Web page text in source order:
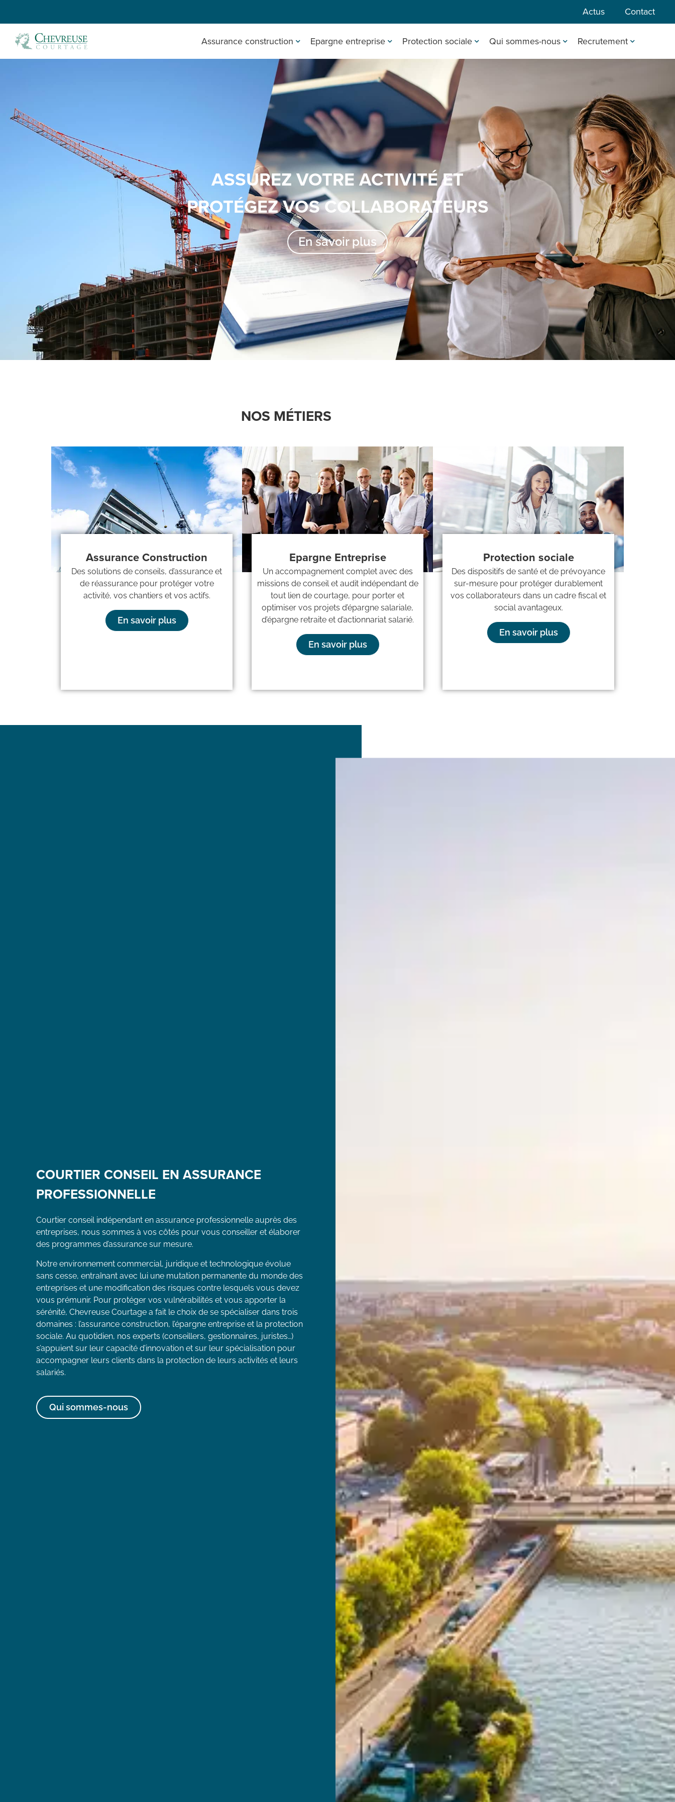
Actus Contact
Assurance construction Epargne entreprise Protection sociale Qui sommes-nous Recrutement
ASSUREZ VOTRE ACTIVITÉ ET
PROTÉGEZ VOS COLLABORATEURS
En savoir plus
NOS MÉTIERS
Assurance Construction
Des solutions de conseils, d’assurance et
de réassurance pour protéger votre
activité, vos chantiers et vos actifs.
En savoir plus
Epargne Entreprise
Un accompagnement complet avec des
missions de conseil et audit indépendant de
tout lien de courtage, pour porter et
optimiser vos projets d’épargne salariale,
d’épargne retraite et d’actionnariat salarié.
En savoir plus
Protection sociale
Des dispositifs de santé et de prévoyance
sur-mesure pour protéger durablement
vos collaborateurs dans un cadre fiscal et
social avantageux.
En savoir plus
COURTIER CONSEIL EN ASSURANCE
PROFESSIONNELLE
Courtier conseil indépendant en assurance professionnelle auprès des
entreprises, nous sommes à vos côtés pour vous conseiller et élaborer
des programmes d’assurance sur mesure.
Notre environnement commercial, juridique et technologique évolue
sans cesse, entraînant avec lui une mutation permanente du monde des
entreprises et une modification des risques contre lesquels vous devez
vous prémunir. Pour protéger vos vulnérabilités et vous apporter la
sérénité, Chevreuse Courtage a fait le choix de se spécialiser dans trois
domaines : l’assurance construction, l’épargne entreprise et la protection
sociale. Au quotidien, nos experts (conseillers, gestionnaires, juristes…)
s’appuient sur leur capacité d’innovation et sur leur spécialisation pour
accompagner leurs clients dans la protection de leurs activités et leurs
salariés.
Qui sommes-nous